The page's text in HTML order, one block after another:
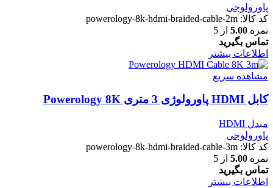
پاورولوجی
کد کالا: powerology-8k-hdmi-braided-cable-2m
نمره 5.00 از 5
تماس بگیرید
اطلاعات بیشتر
مشاهده سریع
کابل HDMI پاورولوژی 3 متری Powerology 8K
مبدل HDMI
پاورولوجی
کد کالا: powerology-8k-hdmi-braided-cable-3m
نمره 5.00 از 5
تماس بگیرید
اطلاعات بیشتر